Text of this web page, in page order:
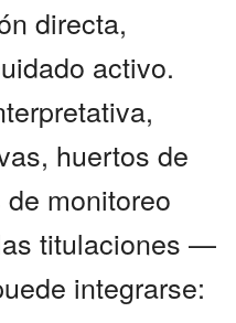
directa,
activo.
huertos de
monitoreo
titulaciones —
integrarse: